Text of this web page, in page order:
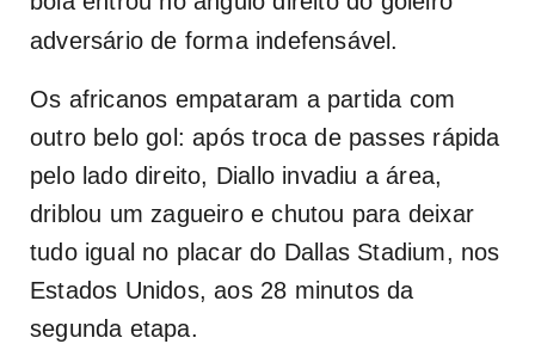
adversário de forma indefensável.
Os africanos empataram a partida com
outro belo gol: após troca de passes rápida
pelo lado direito, Diallo invadiu a área,
driblou um zagueiro e chutou para deixar
tudo igual no placar do Dallas Stadium, nos
Estados Unidos, aos 28 minutos da
segunda etapa.